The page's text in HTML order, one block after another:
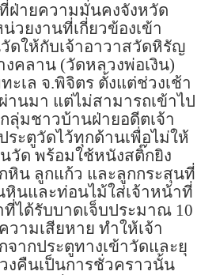
ฝ่ายความมั่นคงจังหวัด
วยงานที่เกี่ยวข้องเข้า
ดให้กับเจ้าอาวาสวัดหิรัญ
คลาน (วัดหลวงพ่อเงิน)
ะเล จ.พิจิตร ตั้งแต่ช่วงเช้า
านมา แต่ไม่สามารถเข้าไป
ลุ่มชาวบ้านฝ่ายอดีตเจ้า
ะตูวัดไว้ทุกด้านเพื่อไม่ให้
วัด พร้อมใช้หนังสติ๊กยิง
หิน ลูกแก้ว และลูกกระสุนที่
นและท่อนไม้ใส่เจ้าหน้าที่
ได้รับบาดเจ็บประมาณ 10
วามเสียหาย ทำให้เจ้า
ากประตูทางเข้าวัดและยุ
งคืนเป็นการชั่วคราวนั้น